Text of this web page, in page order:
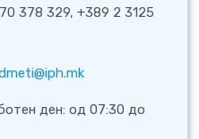
378 329, +389 2 3125
ден: од 07:30 до